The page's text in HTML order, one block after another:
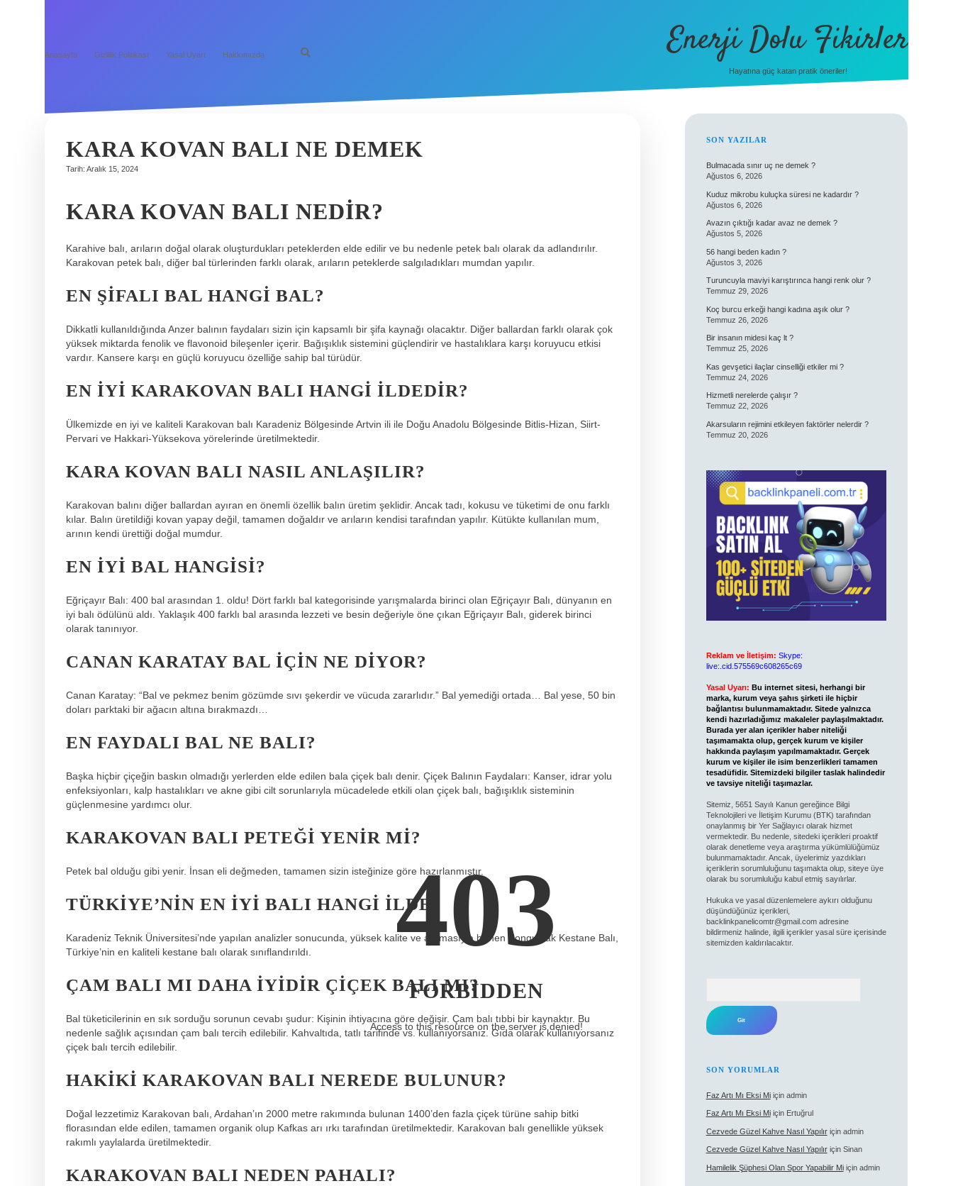
Anasayfa Gizlilik Politikası Yasal Uyarı Hakkımızda Enerji Dolu Fikirler
Hayatına güç katan pratik öneriler!
KARA KOVAN BALI NE DEMEK
Tarih: Aralık 15, 2024
KARA KOVAN BALI NEDIR?
Karahive balı, arıların doğal olarak oluşturdukları peteklerden elde edilir ve bu nedenle petek balı olarak da adlandırılır.
Karakovan petek balı, diğer bal türlerinden farklı olarak, arıların peteklerde salgıladıkları mumdan yapılır.
EN ŞIFALI BAL HANGI BAL?
Dikkatli kullanıldığında Anzer balının faydaları sizin için kapsamlı bir şifa kaynağı olacaktır. Diğer ballardan farklı olarak çok
yüksek miktarda fenolik ve flavonoid bileşenler içerir. Bağışıklık sistemini güçlendirir ve hastalıklara karşı koruyucu etkisi
vardır. Kansere karşı en güçlü koruyucu özelliğe sahip bal türüdür.
EN IYI KARAKOVAN BALI HANGI ILDEDIR?
Ülkemizde en iyi ve kaliteli Karakovan balı Karadeniz Bölgesinde Artvin ili ile Doğu Anadolu Bölgesinde Bitlis-Hizan, Siirt-
Pervari ve Hakkari-Yüksekova yörelerinde üretilmektedir.
KARA KOVAN BALI NASIL ANLAŞILIR?
Karakovan balını diğer ballardan ayıran en önemli özellik balın üretim şeklidir. Ancak tadı, kokusu ve tüketimi de onu farklı
kılar. Balın üretildiği kovan yapay değil, tamamen doğaldır ve arıların kendisi tarafından yapılır. Kütükte kullanılan mum,
arının kendi ürettiği doğal mumdur.
EN IYI BAL HANGISI?
Eğriçayır Balı: 400 bal arasından 1. oldu! Dört farklı bal kategorisinde yarışmalarda birinci olan Eğriçayır Balı, dünyanın en
iyi balı ödülünü aldı. Yaklaşık 400 farklı bal arasında lezzeti ve besin değeriyle öne çıkan Eğriçayır Balı, giderek birinci
olarak tanınıyor.
CANAN KARATAY BAL IÇIN NE DIYOR?
Canan Karatay: “Bal ve pekmez benim gözümde sıvı şekerdir ve vücuda zararlıdır.” Bal yemediği ortada… Bal yese, 50 bin
doları parktaki bir ağacın altına bırakmazdı…
EN FAYDALI BAL NE BALI?
Başka hiçbir çiçeğin baskın olmadığı yerlerden elde edilen bala çiçek balı denir. Çiçek Balının Faydaları: Kanser, idrar yolu
enfeksiyonları, kalp hastalıkları ve akne gibi cilt sorunlarıyla mücadelede etkili olan çiçek balı, bağışıklık sisteminin
güçlenmesine yardımcı olur.
KARAKOVAN BALI PETEĞI YENIR MI?
Petek bal olduğu gibi yenir. İnsan eli değmeden, tamamen sizin isteğinize göre hazırlanmıştır.
TÜRKIYE’NIN EN IYI BALI HANGI ILDE?
Karadeniz Teknik Üniversitesi’nde yapılan analizler sonucunda, yüksek kalite ve aromasıyla bilinen Zonguldak Kestane Balı,
Türkiye’nin en kaliteli kestane balı olarak sınıflandırıldı.
ÇAM BALI MI DAHA IYIDIR ÇIÇEK BALI MI?
Bal tüketicilerinin en sık sorduğu sorunun cevabı şudur: Kişinin ihtiyacına göre değişir. Çam balı tıbbi bir kaynaktır. Bu
nedenle sağlık açısından çam balı tercih edilebilir. Kahvaltıda, tatlı tarifinde vs. kullanıyorsanız. Gıda olarak kullanıyorsanız
çiçek balı tercih edilebilir.
HAKIKI KARAKOVAN BALI NEREDE BULUNUR?
Doğal lezzetimiz Karakovan balı, Ardahan’ın 2000 metre rakımında bulunan 1400’den fazla çiçek türüne sahip bitki
florasından elde edilen, tamamen organik olup Kafkas arı ırkı tarafından üretilmektedir. Karakovan balı genellikle yüksek
rakımlı yaylalarda üretilmektedir.
KARAKOVAN BALI NEDEN PAHALI?
SIDEBAR
SON YAZILAR
Bulmacada sınır uç ne demek ?
Ağustos 6, 2026
Kuduz mikrobu kuluçka süresi ne kadardır ?
Ağustos 6, 2026
Avazın çıktığı kadar avaz ne demek ?
Ağustos 5, 2026
56 hangi beden kadın ?
Ağustos 3, 2026
Turuncuyla maviyi karıştırınca hangi renk olur ?
Temmuz 29, 2026
Koç burcu erkeği hangi kadına aşık olur ?
Temmuz 26, 2026
Bir insanın midesi kaç lt ?
Temmuz 25, 2026
Kas gevşetici ilaçlar cinselliği etkiler mi ?
Temmuz 24, 2026
Hizmetli nerelerde çalışır ?
Temmuz 22, 2026
Akarsuların rejimini etkileyen faktörler nelerdir ?
Temmuz 20, 2026
Reklam ve İletişim: Skype:
live:.cid.575569c608265c69
Yasal Uyarı: Bu internet sitesi, herhangi bir
marka, kurum veya şahıs şirketi ile hiçbir
bağlantısı bulunmamaktadır. Sitede yalnızca
kendi hazırladığımız makaleler paylaşılmaktadır.
Burada yer alan içerikler haber niteliği
taşımamakta olup, gerçek kurum ve kişiler
hakkında paylaşım yapılmamaktadır. Gerçek
kurum ve kişiler ile isim benzerlikleri tamamen
tesadüfidir. Sitemizdeki bilgiler taslak halindedir
ve tavsiye niteliği taşımazlar.
Sitemiz, 5651 Sayılı Kanun gereğince Bilgi
Teknolojileri ve İletişim Kurumu (BTK) tarafından
onaylanmış bir Yer Sağlayıcı olarak hizmet
vermektedir. Bu nedenle, sitedeki içerikleri proaktif
olarak denetleme veya araştırma yükümlülüğümüz
bulunmamaktadır. Ancak, üyelerimiz yazdıkları
içeriklerin sorumluluğunu taşımakta olup, siteye üye
olarak bu sorumluluğu kabul etmiş sayılırlar.
Hukuka ve yasal düzenlemelere aykırı olduğunu
düşündüğünüz içerikleri,
backlinkpanelicomtr@gmail.comadresine
bildirmeniz halinde, ilgili içerikler yasal süre içerisinde
sitemizden kaldırılacaktır.
SON YORUMLAR
Faz Artı Mı Eksi Miiçin admin
Faz Artı Mı Eksi Miiçin Ertuğrul
Cezvede Güzel Kahve Nasıl Yapılıriçin admin
Cezvede Güzel Kahve Nasıl Yapılıriçin Sinan
Hamilelik Şüphesi Olan Spor Yapabilir Miiçin admin
403
FORBIDDEN
Access to this resource on the server is denied!